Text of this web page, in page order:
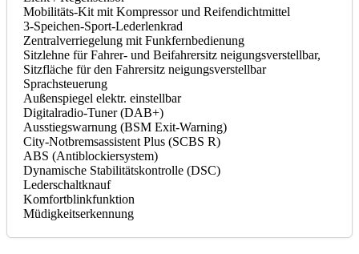
Mobilitäts-Kit mit Kompressor und Reifendichtmittel
3-Speichen-Sport-Lederlenkrad
Zentralverriegelung mit Funkfernbedienung
Sitzlehne für Fahrer- und Beifahrersitz neigungsverstellbar,
Sitzfläche für den Fahrersitz neigungsverstellbar
Sprachsteuerung
Außenspiegel elektr. einstellbar
Digitalradio-Tuner (DAB+)
Ausstiegswarnung (BSM Exit-Warning)
City-Notbremsassistent Plus (SCBS R)
ABS (Antiblockiersystem)
Dynamische Stabilitätskontrolle (DSC)
Lederschaltknauf
Komfortblinkfunktion
Müdigkeitserkennung